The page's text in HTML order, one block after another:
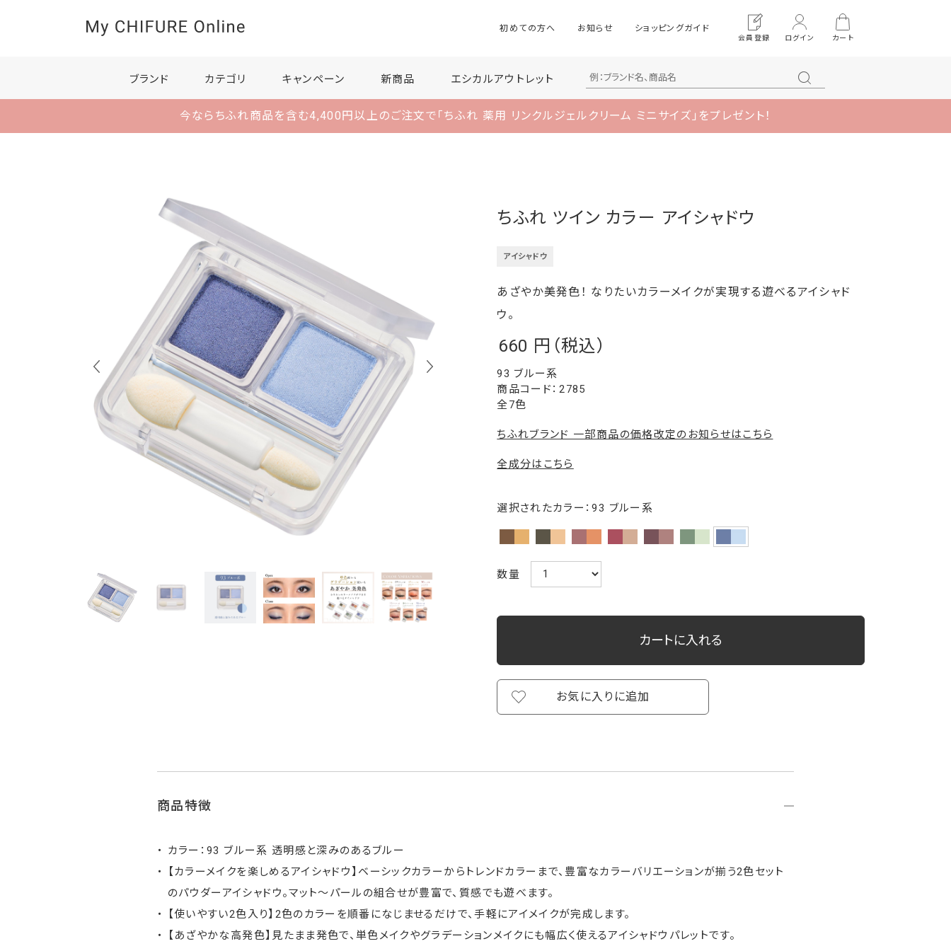
初めての方へ お知らせ ショッピングガイド
会員登録 ログイン カート
ブランド カテゴリ キャンペーン 新商品 エシカルアウトレット
今ならちふれ商品を含む4,400円以上のご注文で 「ちふれ 薬用 リンクルジェルクリーム ミニサイズ」をプレゼント！
アイシャドウ
ちふれ ツイン カラー アイシャドウ
660
2785
93 ブルー系
あざやか美発色！ なりたいカラーメイクが実現する遊べるアイシャド
ウ。
全7色
ちふれブランド 一部商品の価格改定のお知らせはこちら
全成分はこちら
選択されたカラー：93 ブルー系
数量
カートに入れる
お気に入りに追加
商品特徴
カラー：93 ブルー系 透明感と深みのあるブルー
【カラーメイクを楽しめるアイシャドウ】ベーシックカラーからトレンドカラーまで、豊富なカラーバリエーションが揃う2色セット
のパウダーアイシャドウ。マット～パールの組合せが豊富で、質感でも遊べます。
【使いやすい2色入り】2色のカラーを順番になじませるだけで、手軽にアイメイクが完成します。
【あざやかな高発色】見たまま発色で、単色メイクやグラデーションメイクにも幅広く使えるアイシャドウパレットです。